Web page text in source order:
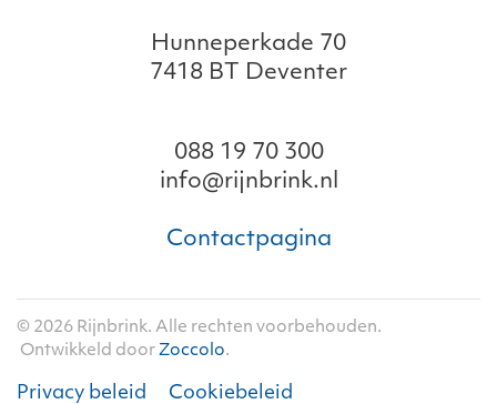
Hunneperkade 70
7418 BT Deventer
088 19 70 300
info@rijnbrink.nl
Contactpagina
© 2026 Rijnbrink. Alle rechten voorbehouden.
Ontwikkeld door Zoccolo.
Privacy beleid Cookiebeleid